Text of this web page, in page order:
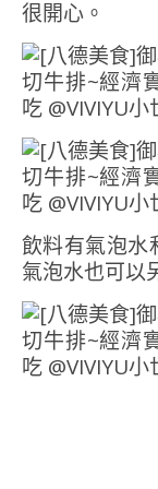
很開心。
飲料有氣泡水
氣泡水也可以